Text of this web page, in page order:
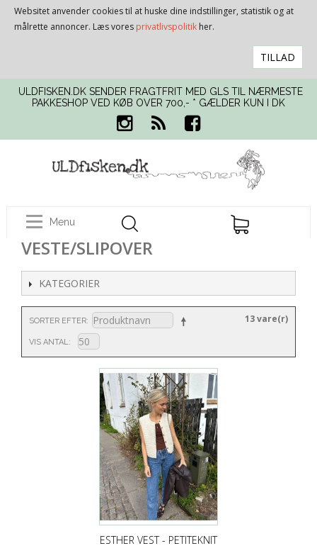
Websitet anvender cookies til at huske dine indstillinger, statistik og at
målrette annoncer. Læs vores privatlivspolitik her.
TILLAD
ULDFISKEN.DK SENDER FRAGTFRIT MED GLS TIL NÆRMESTE
PAKKESHOP VED KØB OVER 700,- * GÆLDER KUN I DK
Menu
VESTE/SLIPOVER
KATEGORIER
SORTER EFTER
VIS ANTAL
13 vare(r)
ESTHER VEST - PETITEKNIT